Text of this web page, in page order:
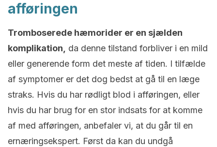
afføringen
Tromboserede hæmorider er en sjælden
komplikation,
da denne tilstand forbliver i en mild
eller generende form det meste af tiden. I tilfælde
af symptomer er det dog bedst at gå til en læge
straks. Hvis du har rødligt blod i afføringen, eller
hvis du har brug for en stor indsats for at komme
af med afføringen, anbefaler vi, at du går til en
ernæringsekspert. Først da kan du undgå